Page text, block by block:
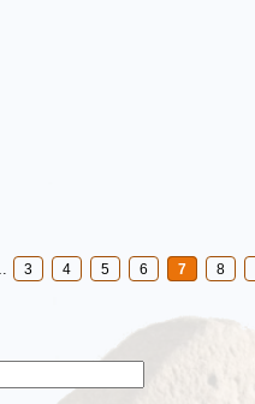
3 4 5 6 7 8